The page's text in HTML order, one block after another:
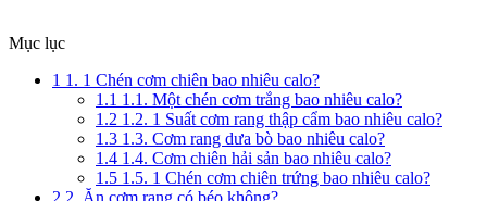
Mục lục
1 1. 1 Chén cơm chiên bao nhiêu calo?
1.1 1.1. Một chén cơm trắng bao nhiêu calo?
1.2 1.2. 1 Suất cơm rang thập cẩm bao nhiêu calo?
1.3 1.3. Cơm rang dưa bò bao nhiêu calo?
1.4 1.4. Cơm chiên hải sản bao nhiêu calo?
1.5 1.5. 1 Chén cơm chiên trứng bao nhiêu calo?
2 2. Ăn cơm rang có béo không?